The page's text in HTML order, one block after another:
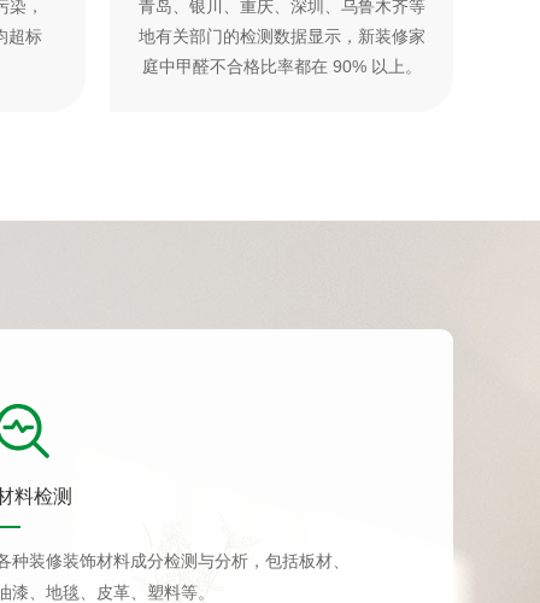
，
超标
青岛、银川、重庆、深圳、乌鲁木齐等
地有关部门的检测数据显示，新装修家
庭中甲醛不合格比率都在 90% 以上。
料检测
种装修装饰材料成分检测与分析，包括板材、
漆、地毯、皮革、塑料等。